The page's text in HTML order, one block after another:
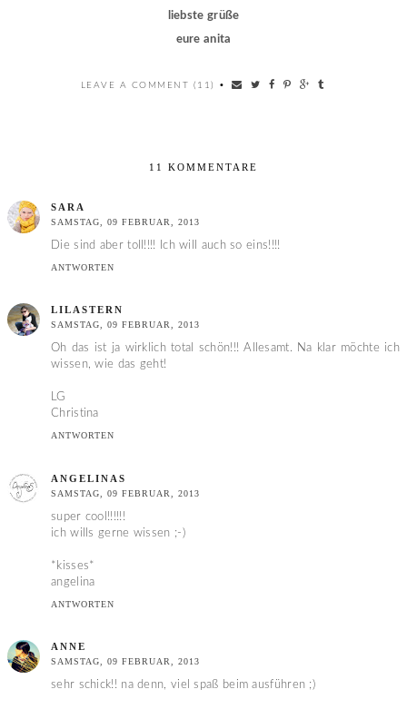
liebste grüße
eure anita
LEAVE A COMMENT (11) •
11 KOMMENTARE
SARA
SAMSTAG, 09 FEBRUAR, 2013
Die sind aber toll!!!! Ich will auch so eins!!!!
ANTWORTEN
LILASTERN
SAMSTAG, 09 FEBRUAR, 2013
Oh das ist ja wirklich total schön!!! Allesamt. Na klar möchte ich
wissen, wie das geht!
LG
Christina
ANTWORTEN
ANGELINAS
SAMSTAG, 09 FEBRUAR, 2013
super cool!!!!!!
ich wills gerne wissen ;-)
*kisses*
angelina
ANTWORTEN
ANNE
SAMSTAG, 09 FEBRUAR, 2013
sehr schick!! na denn, viel spaß beim ausführen ;)